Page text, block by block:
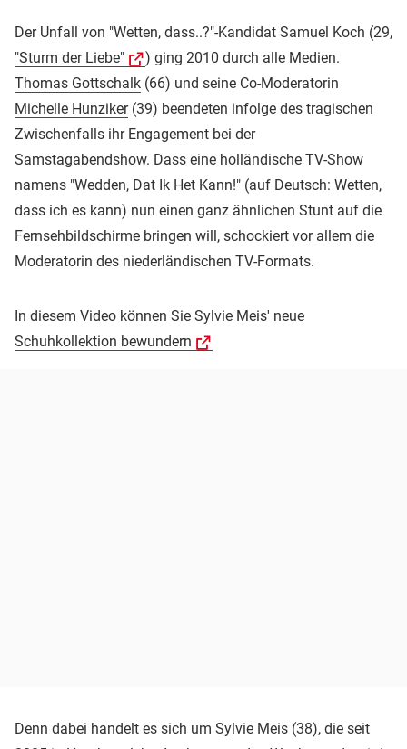
Der Unfall von "Wetten, dass..?"-Kandidat Samuel Koch (29,
"Sturm der Liebe"
) ging 2010 durch alle Medien.
Thomas Gottschalk (66) und seine Co-Moderatorin
Michelle Hunziker(39) beendeten infolge des tragischen
Zwischenfalls ihr Engagement bei der
Samstagabendshow. Dass eine holländische TV-Show
namens "Wedden, Dat Ik Het Kann!" (auf Deutsch: Wetten,
dass ich es kann) nun einen ganz ähnlichen Stunt auf die
Fernsehbildschirme bringen will, schockiert vor allem die
Moderatorin des niederländischen TV-Formats.
In diesem Video können Sie Sylvie Meis' neue
Schuhkollektion bewundern
Denn dabei handelt es sich um Sylvie Meis (38), die seit